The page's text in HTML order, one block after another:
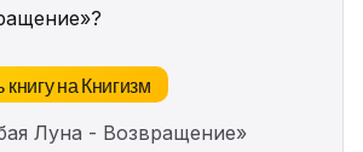
книгу на Книгизм
Луна - Возвращение»